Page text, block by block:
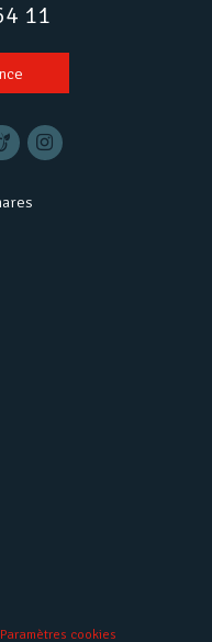
11
Paramètres cookies